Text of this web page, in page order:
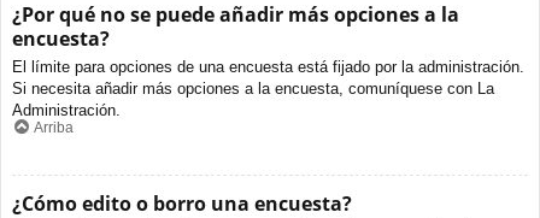
¿Por qué no se puede añadir más opciones a la
encuesta?
El límite para opciones de una encuesta está fijado por la administración.
Si necesita añadir más opciones a la encuesta, comuníquese con La
Administración.
Arriba
¿Cómo edito o borro una encuesta?